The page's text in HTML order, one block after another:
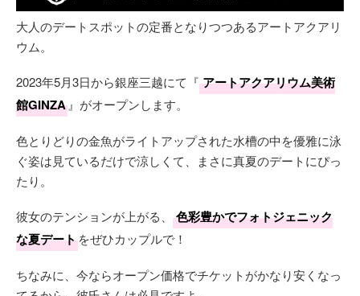
アクアパーク品川
新木場 江戸前汽船
ナイトプール『THE “O” LOUNGE』
東京ジョイポリス
マダム・タッソー
ついぶ東京工房
アマン東京『ザ・ラウンジ』アフタヌーンティー
コニカミノルタプラネタリウム天空（東京スカイツリー
新横浜ラーメン博物館
大人のデートスポットの定番となりつつあるアートアクアリ
ウム。
2023年5月3日から銀座三越にて『 アートアクアリウム美術
館GINZA 』がオープンします。
色とりどりの金魚がライトアップされた水槽の中を優雅に泳
ぐ姿は見ているだけで涼しくて、まさに真夏のデートにぴっ
たり。
彼女のテンションが上がる、
色彩豊かでフォトジェニック
な夏デートをぜひカップルで！
ちなみに、今ならオープン価格でチケットがかなり安くなっ